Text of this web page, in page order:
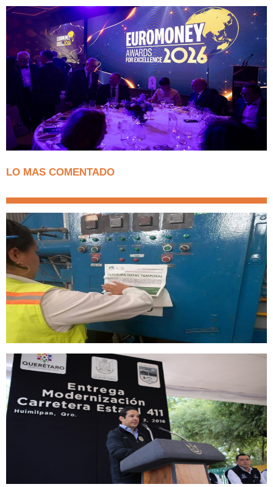
LO MAS COMENTADO